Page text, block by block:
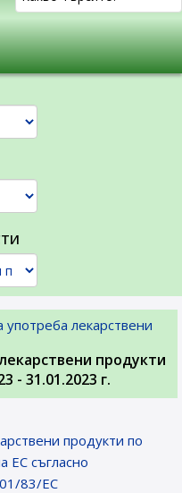
лекарствени
продукти
- 31.01.2023 г.
продукти по
ЕС съгласно
83/ЕС